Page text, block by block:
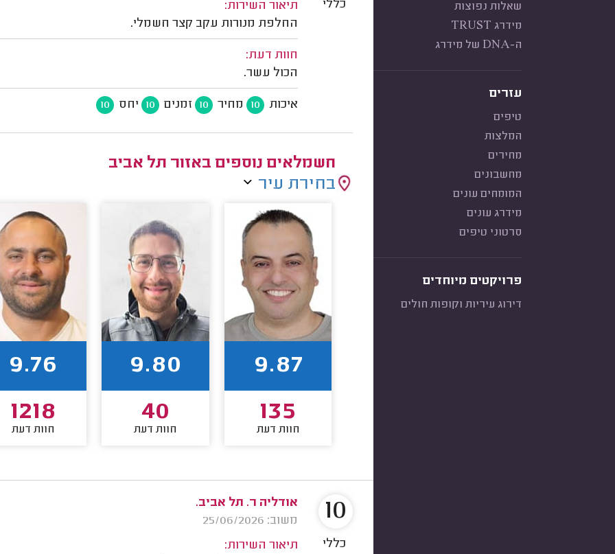
שאלות נפוצות
מידרג TRUST
ה-DNA של מידרג
עזרים
טיפים
המלצות
מחירים
מחשבונים
המומחים עונים
מידרג עונים
סרטוני טיפים
פרויקטים מיוחדים
דירוג עיריות וקופות חולים
תיאור השירות:
החלפת מנורות עקב קצר חשמלי.
חוות דעת:
הכול עשר.
איכות 10 מחיר 10 זמנים 10 יחס 10
כללי
חשמלאים נוספים באזור תל אביב
בחירת עיר
9.87
135
חוות דעת
9.80
40
חוות דעת
9.76
1218
חוות דעת
אודליה ר. תל אביב.
משוב: 25/06/2026
תיאור השירות:
10
כללי